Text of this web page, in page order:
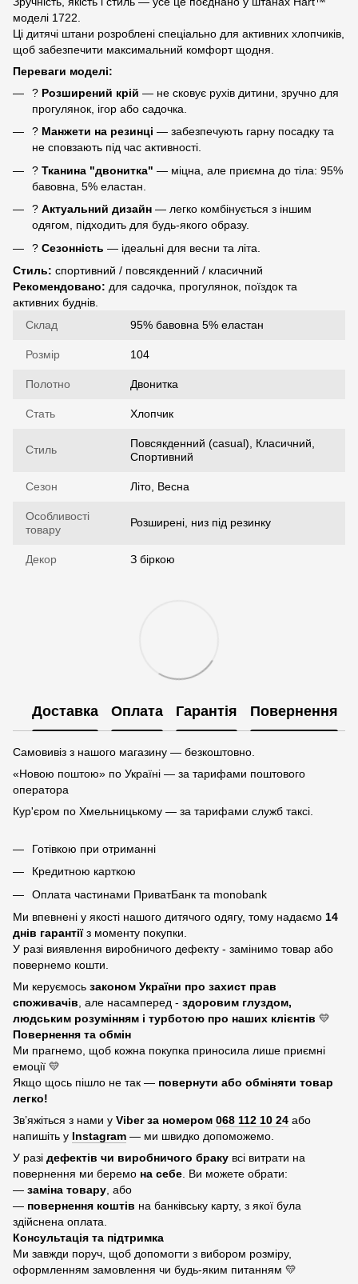
моделі 1722.
Ці дитячі штани розроблені спеціально для активних хлопчиків,
щоб забезпечити максимальний комфорт щодня.
Переваги моделі:
? Розширений крій — не сковує рухів дитини, зручно для
прогулянок, ігор або садочка.
? Манжети на резинці — забезпечують гарну посадку та
не сповзають під час активності.
? Тканина "двонитка" — міцна, але приємна до тіла: 95%
бавовна, 5% еластан.
? Актуальний дизайн — легко комбінується з іншим
одягом, підходить для будь-якого образу.
?️ Сезонність — ідеальні для весни та літа.
Стиль: спортивний / повсякденний / класичний
Рекомендовано: для садочка, прогулянок, поїздок та
активних буднів.
Склад
95% бавовна 5% еластан
Розмір 104
Полотно Двонитка
Стать Хлопчик
Стиль
Повсякденний (casual), Класичний,
Спортивний
Сезон Літо, Весна
Особливості
товару
Розширені, низ під резинку
Декор З біркою
Доставка Оплата Гарантія Повернення
Самовивіз з нашого магазину — безкоштовно.
«Новою поштою» по Україні — за тарифами поштового
оператора
Кур'єром по Хмельницькому — за тарифами служб таксі.
Готівкою при отриманні
Кредитною карткою
Оплата частинами ПриватБанк та monobank
Ми впевнені у якості нашого дитячого одягу, тому надаємо 14
днів гарантіїз моменту покупки.
У разі виявлення виробничого дефекту - замінимо товар або
повернемо кошти.
Ми керуємось законом України про захист прав
споживачів , але насамперед - здоровим глуздом,
людським розумінням і турботою про наших клієнтів 💛
Повернення та обмін
Ми прагнемо, щоб кожна покупка приносила лише приємні
емоції 💛
Якщо щось пішло не так — повернути або обміняти товар
легко!
Зв’яжіться з нами у Viber за номером 068 112 10 24 або
напишіть у Instagram — ми швидко допоможемо.
У разі дефектів чи виробничого браку всі витрати на
повернення ми беремо на себе . Ви можете обрати:
— заміна товару , або
— повернення коштів на банківську карту, з якої була
здійснена оплата.
Консультація та підтримка
Ми завжди поруч, щоб допомогти з вибором розміру,
оформленням замовлення чи будь-яким питанням 💛